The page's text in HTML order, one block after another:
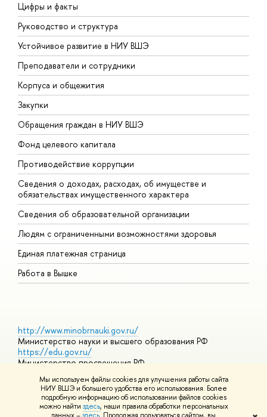
Мы используем файлы cookies для улучшения работы сайта
НИУ ВШЭ и большего удобства его использования. Более
подробную информацию об использовании файлов cookies
можно найти здесь, наши правила обработки персональных
Цифры и факты
Руководство и структура
Устойчивое развитие в НИУ ВШЭ
Преподаватели и сотрудники
Корпуса и общежития
Закупки
Обращения граждан в НИУ ВШЭ
Фонд целевого капитала
Противодействие коррупции
Сведения о доходах, расходах, об имуществе и
обязательствах имущественного характера
Сведения об образовательной организации
Людям с ограниченными возможностями здоровья
Единая платежная страница
Работа в Вышке
http://www.minobrnauki.gov.ru/
Министерство науки и высшего образования РФ
https://edu.gov.ru/
Министерство просвещения РФ
https://elearning.hse.ru/mooc
Массовые открытые онлайн-курсы